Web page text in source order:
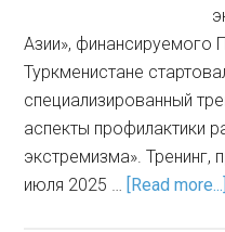
Азии», финансируемого
Туркменистане
специализированный
аспекты профилактики
экстремизма». Тренинг,
июля 2025 … [Read more...]